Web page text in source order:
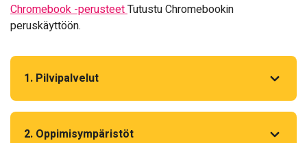
Chromebook -perusteetTutustu Chromebookin
peruskäyttöön.
1. Pilvipalvelut
2. Oppimisympäristöt